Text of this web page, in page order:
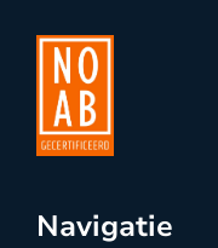
Navigatie